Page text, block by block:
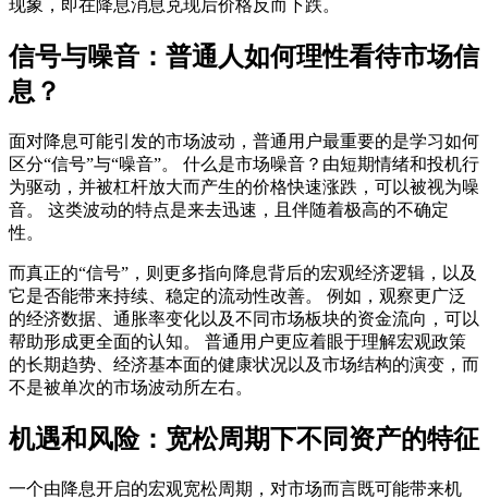
现象，即在降息消息兑现后价格反而下跌。
信号与噪音：普通人如何理性看待市场信
息？
面对降息可能引发的市场波动，普通用户最重要的是学习如何
区分“信号”与“噪音”。 什么是市场噪音？由短期情绪和投机行
为驱动，并被杠杆放大而产生的价格快速涨跌，可以被视为噪
音。 这类波动的特点是来去迅速，且伴随着极高的不确定
性。
而真正的“信号”，则更多指向降息背后的宏观经济逻辑，以及
它是否能带来持续、稳定的流动性改善。 例如，观察更广泛
的经济数据、通胀率变化以及不同市场板块的资金流向，可以
帮助形成更全面的认知。 普通用户更应着眼于理解宏观政策
的长期趋势、经济基本面的健康状况以及市场结构的演变，而
不是被单次的市场波动所左右。
机遇和风险：宽松周期下不同资产的特征
一个由降息开启的宏观宽松周期，对市场而言既可能带来机